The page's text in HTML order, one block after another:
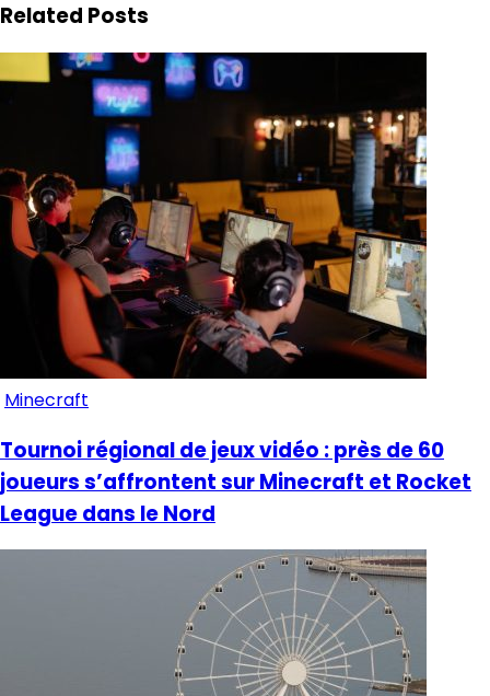
Related Posts
Minecraft
Tournoi régional de jeux vidéo : près de 60
joueurs s’affrontent sur Minecraft et Rocket
League dans le Nord